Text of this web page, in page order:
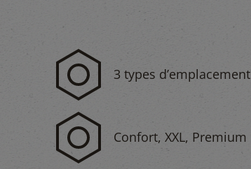
3 types d’emplacement
Confort, XXL, Premium